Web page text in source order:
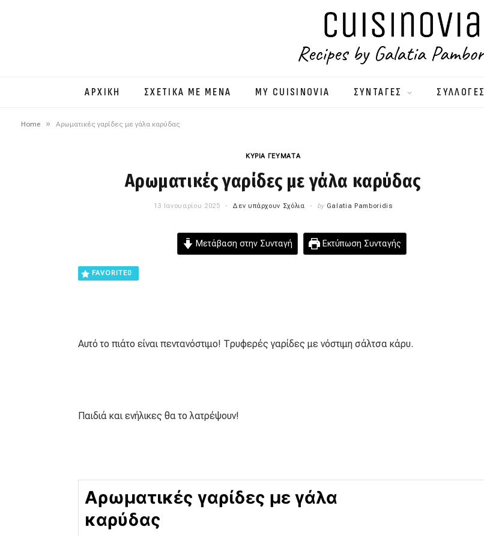
ΑΡΧΙΚΗ ΣΧΕΤΙΚΑ ΜΕ ΜΕΝΑ MY CUISINOVIA ΣΥΝΤΑΓΕΣ ΣΥΛΛΟΓΕΣ
Home » Αρωματικές γαρίδες με γάλα καρύδας
ΚΥΡΙΑ ΓΕΥΜΑΤΑ
Αρωματικές γαρίδες με γάλα καρύδας
13 Ιανουαρίου 2025 Δεν υπάρχουν Σχόλια by Galatia Pamboridis
Μετάβαση στην Συνταγή Εκτύπωση Συνταγής
FAVORITE0
Αυτό το πιάτο είναι πεντανόστιμο! Τρυφερές γαρίδες με νόστιμη σάλτσα κάρυ.
Παιδιά και ενήλικες θα το λατρέψουν!
Αρωματικές γαρίδες με γάλα
καρύδας